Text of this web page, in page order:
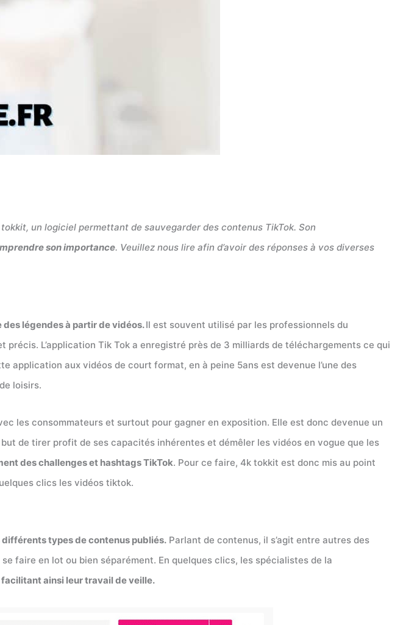
un logiciel permettant de sauvegarder des contenus TikTok. Son
son importance. Veuillez nous lire afin d’avoir des réponses à vos diverses
des légendes à partir de vidéos.Il est souvent utilisé par les professionnels du
L’application Tik Tok a enregistré près de 3 milliards de téléchargements ce qui
application aux vidéos de court format, en à peine 5ans est devenue l’une des
loisirs.
les consommateurs et surtout pour gagner en exposition. Elle est donc devenue un
de tirer profit de ses capacités inhérentes et démêler les vidéos en vogue que les
des challenges et hashtags TikTok. Pour ce faire, 4k tokkit est donc mis au point
clics les vidéos tiktok.
types de contenus publiés. Parlant de contenus, il s’agit entre autres des
faire en lot ou bien séparément. En quelques clics, les spécialistes de la
facilitant ainsi leur travail de veille.